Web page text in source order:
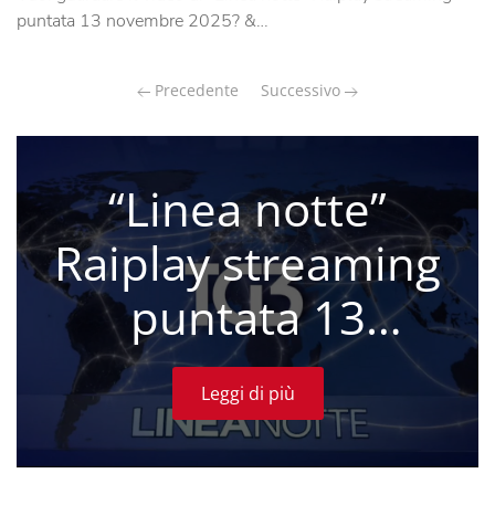
puntata 13 novembre 2025? &…
Precedente Successivo
“Linea notte”
Raiplay streaming
puntata 13
novembre 2025
(VIDEO)
Leggi di più